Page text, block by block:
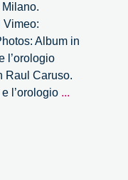
Vimeo:
Album in
l’orologio
Raul Caruso.
l’orologio ...